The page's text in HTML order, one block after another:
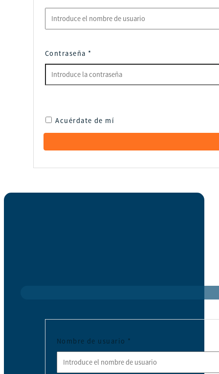
Contraseña *
Acuérdate de mí
Nombre de usuario *